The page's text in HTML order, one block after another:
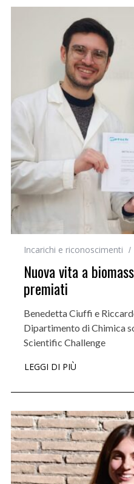
Incarichi e riconoscimenti
Nuova vita a
premiati
Benedetta Ciuffi e
Dipartimento di Chimica
Scientific Challenge
LEGGI DI PIÙ